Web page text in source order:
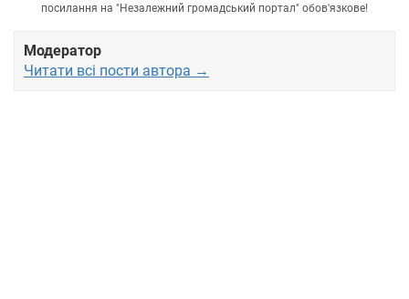
посилання на "Незалежний громадський портал" обов'язкове!
Модератор
Читати всі пости автора →